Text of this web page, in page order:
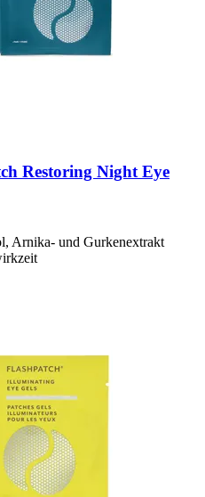
Restoring Night Eye
Arnika- und Gurkenextrakt